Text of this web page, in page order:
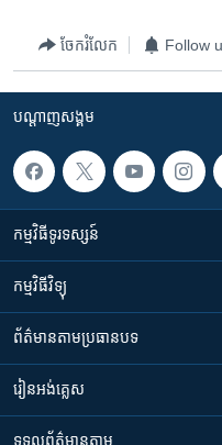
កាន់​
ស្វែង​
បណ្តាញ​សង្គម
ភាសា
ចែករំលែក Follow
បណ្តាញ​សង្គម
កម្មវិធី​ទូរទស្សន៍
កម្មវិធី​វិទ្យុ
ព័ត៌មាន​តាមប្រធានបទ​
រៀន​​អង់គ្លេស
ទទួល​ព័ត៌មាន​តាម